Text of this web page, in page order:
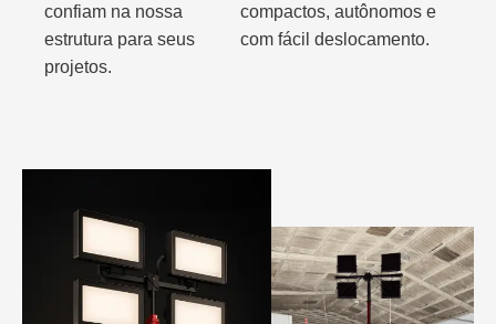
confiam na nossa
estrutura para seus
projetos.
compactos, autônomos e
com fácil deslocamento.